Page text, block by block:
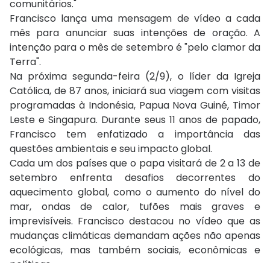
comunitários."
Francisco lança uma mensagem de vídeo a cada
mês para anunciar suas intenções de oração. A
intenção para o mês de setembro é "pelo clamor da
Terra".
Na próxima segunda-feira (2/9), o líder da Igreja
Católica, de 87 anos, iniciará sua viagem com visitas
programadas à Indonésia, Papua Nova Guiné, Timor
Leste e Singapura. Durante seus 11 anos de papado,
Francisco tem enfatizado a importância das
questões ambientais e seu impacto global.
Cada um dos países que o papa visitará de 2 a 13 de
setembro enfrenta desafios decorrentes do
aquecimento global, como o aumento do nível do
mar, ondas de calor, tufões mais graves e
imprevisíveis. Francisco destacou no vídeo que as
mudanças climáticas demandam ações não apenas
ecológicas, mas também sociais, econômicas e